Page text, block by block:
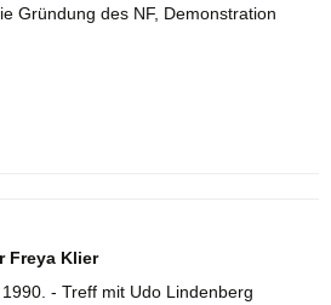
Gründung des NF, Demonstration
Freya Klier
- Treff mit Udo Lindenberg